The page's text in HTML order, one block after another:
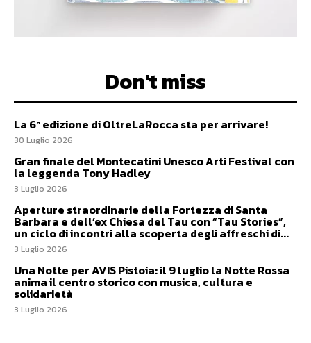
Don't miss
La 6ª edizione di OltreLaRocca sta per arrivare!
30 Luglio 2026
Gran finale del Montecatini Unesco Arti Festival con
la leggenda Tony Hadley
3 Luglio 2026
Aperture straordinarie della Fortezza di Santa
Barbara e dell’ex Chiesa del Tau con “Tau Stories”,
un ciclo di incontri alla scoperta degli affreschi di...
3 Luglio 2026
Una Notte per AVIS Pistoia: il 9 luglio la Notte Rossa
anima il centro storico con musica, cultura e
solidarietà
3 Luglio 2026